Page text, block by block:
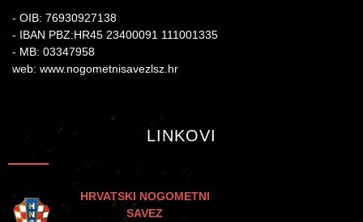
- OIB: 76930927138
- IBAN PBZ:HR45 23400091 111001335
- MB: 03347958
web: www.nogometnisavezlsz.hr
LINKOVI
HRVATSKI NOGOMETNI
SAVEZ